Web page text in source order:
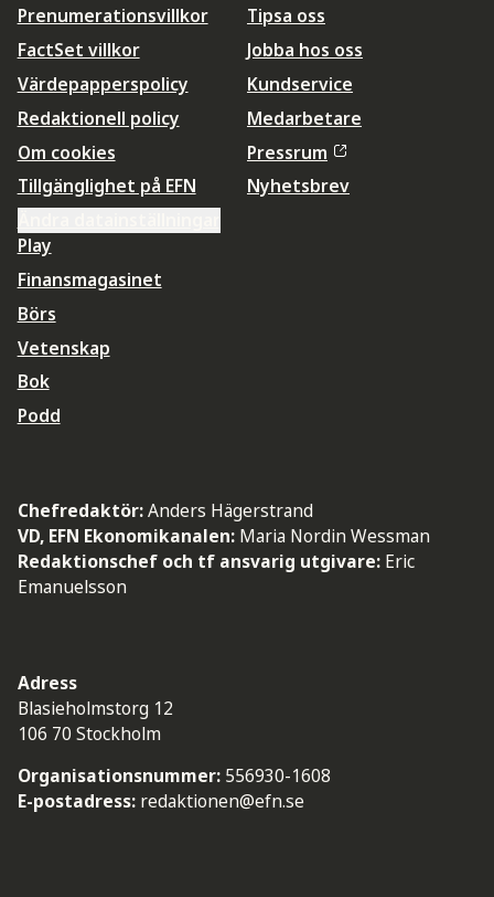
Prenumerationsvillkor
FactSet villkor
Värdepapperspolicy
Redaktionell policy
Om cookies
Tillgänglighet på EFN
Tipsa oss
Jobba hos oss
Kundservice
Medarbetare
Pressrum
Nyhetsbrev
Play
Finansmagasinet
Börs
Vetenskap
Bok
Podd
Chefredaktör:Anders Hägerstrand
VD, EFN Ekonomikanalen: Maria Nordin Wessman
Redaktionschef och tf ansvarig utgivare: Eric
Emanuelsson
Adress
Blasieholmstorg 12
106 70 Stockholm
Organisationsnummer: 556930-1608
E-postadress: redaktionen@efn.se